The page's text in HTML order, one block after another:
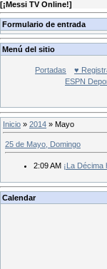
[¡Messi TV Online!]
Formulario de entrada
Menú del sitio
Portadas ♥
ESPN
Inicio » 2014 » Mayo
25 de Mayo, Domingo
2:09 AM ¡La Décima
Calendar